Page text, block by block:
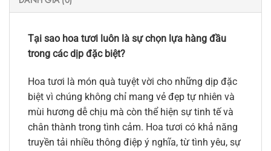
Tại sao hoa tươi luôn là sự chọn lựa hàng đầu
trong các dịp đặc biệt?
Hoa tươi là món quà tuyệt vời cho những dịp đặc
biệt vì chúng không chỉ mang vẻ đẹp tự nhiên và
mùi hương dễ chịu mà còn thể hiện sự tinh tế và
chân thành trong tình cảm. Hoa tươi có khả năng
truyền tải nhiều thông điệp ý nghĩa, từ tình yêu, sự